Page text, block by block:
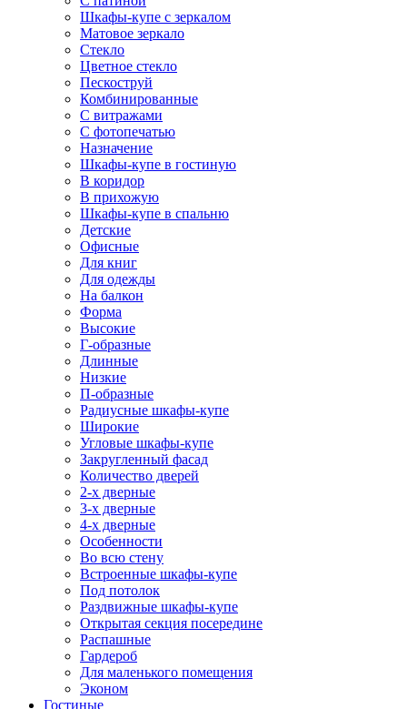
Шкафы-купе с зеркалом
Матовое зеркало
Стекло
Цветное стекло
Пескоструй
Комбинированные
С витражами
С фотопечатью
Назначение
Шкафы-купе в гостиную
В коридор
В прихожую
Шкафы-купе в спальню
Детские
Офисные
Для книг
Для одежды
На балкон
Форма
Высокие
Г-образные
Длинные
Низкие
П-образные
Радиусные шкафы-купе
Широкие
Угловые шкафы-купе
Закругленный фасад
Количество дверей
2-х дверные
3-х дверные
4-х дверные
Особенности
Во всю стену
Встроенные шкафы-купе
Под потолок
Раздвижные шкафы-купе
Открытая секция посередине
Распашные
Гардероб
Для маленького помещения
Эконом
Гостиные